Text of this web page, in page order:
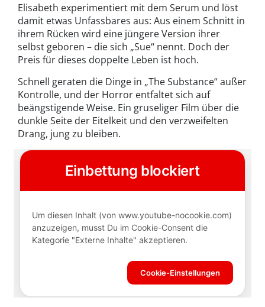
Elisabeth experimentiert mit dem Serum und löst
damit etwas Unfassbares aus: Aus einem Schnitt in
ihrem Rücken wird eine jüngere Version ihrer
selbst geboren – die sich „Sue“ nennt. Doch der
Preis für dieses doppelte Leben ist hoch.
Schnell geraten die Dinge in „The Substance“ außer
Kontrolle, und der Horror entfaltet sich auf
beängstigende Weise. Ein gruseliger Film über die
dunkle Seite der Eitelkeit und den verzweifelten
Drang, jung zu bleiben.